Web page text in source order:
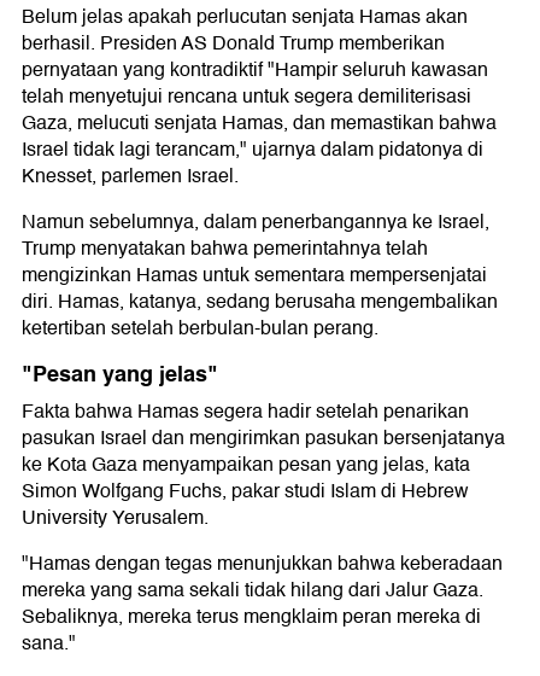
Belum jelas apakah perlucutan senjata Hamas akan
berhasil. Presiden AS Donald Trump memberikan
pernyataan yang kontradiktif "Hampir seluruh kawasan
telah menyetujui rencana untuk segera demiliterisasi
Gaza, melucuti senjata Hamas, dan memastikan bahwa
Israel tidak lagi terancam," ujarnya dalam pidatonya di
Knesset, parlemen Israel.
Namun sebelumnya, dalam penerbangannya ke Israel,
Trump menyatakan bahwa pemerintahnya telah
mengizinkan Hamas untuk sementara mempersenjatai
diri. Hamas, katanya, sedang berusaha mengembalikan
ketertiban setelah berbulan-bulan perang.
"Pesan yang jelas"
Fakta bahwa Hamas segera hadir setelah penarikan
pasukan Israel dan mengirimkan pasukan bersenjatanya
ke Kota Gaza menyampaikan pesan yang jelas, kata
Simon Wolfgang Fuchs, pakar studi Islam di Hebrew
University Yerusalem.
"Hamas dengan tegas menunjukkan bahwa keberadaan
mereka yang sama sekali tidak hilang dari Jalur Gaza.
Sebaliknya, mereka terus mengklaim peran mereka di
sana."